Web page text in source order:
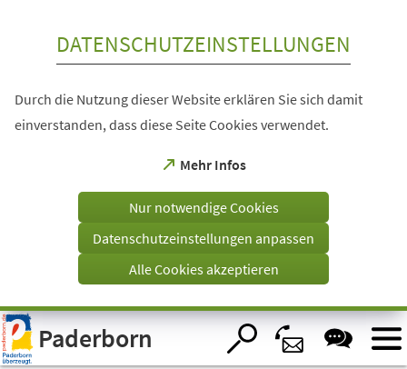
Visuelle
Assistenzsoftware
öffnen.
DATENSCHUTZEINSTELLUNGEN
Durch die Nutzung dieser Website erklären Sie sich damit
einverstanden, dass diese Seite Cookies verwendet.
Mehr Infos
(Öffnet
einem
Tab)
Nur notwendige Cookies
Datenschutzeinstellungen anpassen
Alle Cookies akzeptieren
Paderborn